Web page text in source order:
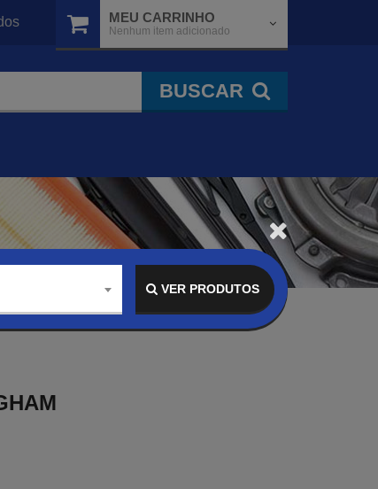
MEU CARRINHO
Nenhum item adicionado
BUSCAR
VER PRODUTOS